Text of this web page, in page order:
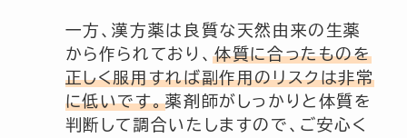
一方、漢方薬は良質な天然由来の生薬
から作られており、体質に合ったものを
正しく服用すれば副作用のリスクは非常
に低いです。薬剤師がしっかりと体質を
判断して調合いたしますので、ご安心く